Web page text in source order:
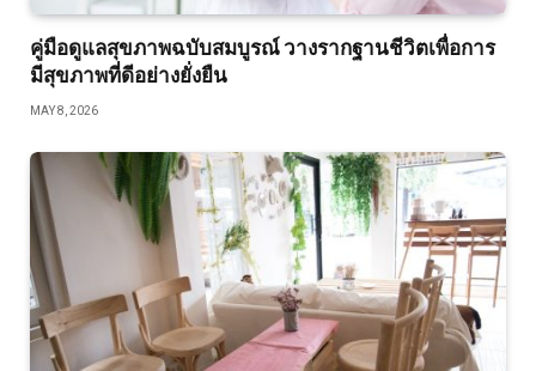
คู่มือดูแลสุขภาพฉบับสมบูรณ์ วางรากฐานชีวิตเพื่อการ
มีสุขภาพที่ดีอย่างยั่งยืน
MAY 8, 2026